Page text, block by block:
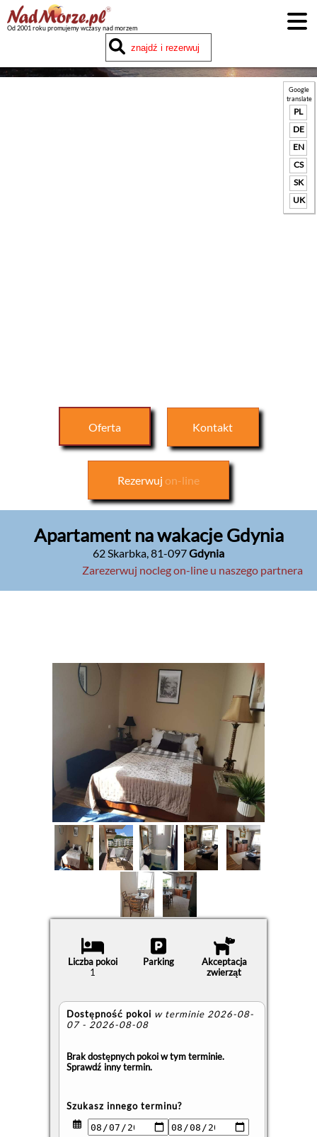
Od 2001 roku promujemy wczasy nad morzem
Google
translate
PL
DE
EN
CS
SK
UK
Oferta Kontakt
Rezerwuj on-line
Apartament na wakacje Gdynia
62 Skarbka,81-097Gdynia
Zarezerwuj nocleg on-line u naszego partnera
Liczba pokoi
1
Parking
Akceptacja
zwierząt
Dostępność pokoi w terminie 2026-08-
07 - 2026-08-08
Brak dostępnych pokoi w tym terminie.
Sprawdź inny termin.
Szukasz innego terminu?